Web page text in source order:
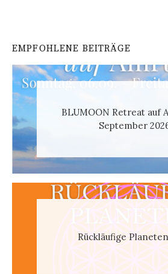
EMPFOHLENE BEITRÄGE
BLUMOON Retreat auf
September
Rückläufige